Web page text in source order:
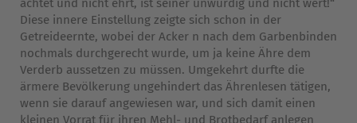
achtet und nicht ehrt, ist seiner unwürdig und nicht wert!“
Diese innere Einstellung zeigte sich schon in der
Getreideernte, wobei der Acker n nach dem Garbenbinden
nochmals durchgerecht wurde, um ja keine Ähre dem
Verderb aussetzen zu müssen. Umgekehrt durfte die
ärmere Bevölkerung ungehindert das Ährenlesen tätigen,
wenn sie darauf angewiesen war, und sich damit einen
kleinen Vorrat für ihren Mehl- und Brotbedarf anlegen